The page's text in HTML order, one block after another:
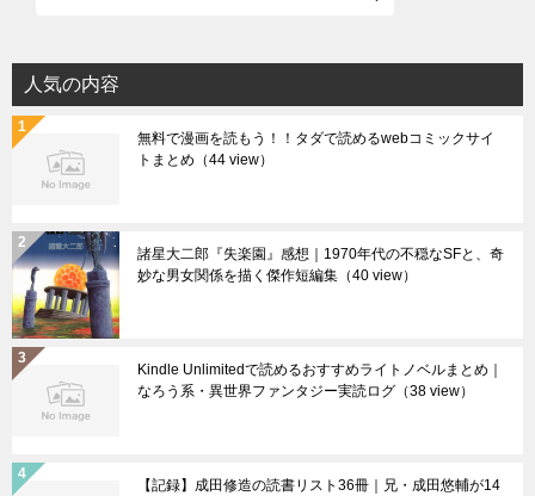
人気の内容
無料で漫画を読もう！！タダで読めるwebコミックサイ
トまとめ （44 view）
諸星大二郎『失楽園』感想｜1970年代の不穏なSFと、奇
妙な男女関係を描く傑作短編集 （40 view）
Kindle Unlimitedで読めるおすすめライトノベルまとめ｜
なろう系・異世界ファンタジー実読ログ （38 view）
【記録】成田修造の読書リスト36冊｜兄・成田悠輔が14